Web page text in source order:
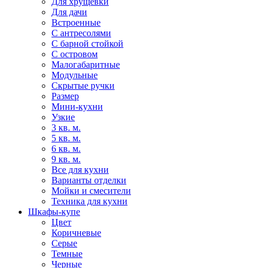
Для дачи
Встроенные
С антресолями
С барной стойкой
С островом
Малогабаритные
Модульные
Скрытые ручки
Размер
Мини-кухни
Узкие
3 кв. м.
5 кв. м.
6 кв. м.
9 кв. м.
Все для кухни
Варианты отделки
Мойки и смесители
Техника для кухни
Шкафы-купе
Цвет
Коричневые
Серые
Темные
Черные